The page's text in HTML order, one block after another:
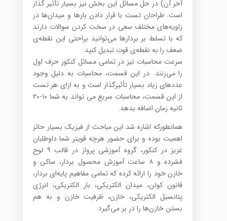
آخر آن) در حل مسائل این بخش نیز بسیار تأثیر گذار
است. طراحان تست با قرار دادن بارها و میدان‌ها در
زاویه‌های مختلف سعی در سخت کردن سوالات دارند
که با تسلط بر بردارها می‌توانید براحتی این نقطه‌ی
ضعف را به نقطه‌ی قوت تبدیل کنید.
سرعت محاسبات نیز در تمامی مسائل کنکور حرف اول
را می‌زنند. در این قسمت، محاسبات به دلیل وجود
عددهای زیاد بسیار تأثیرگذار است و به ازای هر تست
از این قسمت، محاسبات سریع می تواند به شما ۱۰-۲۰
ثانیه زمان اضافه بدهد.
همانطورکه اشاره شد این مباحث از فیزیک بسیار حائز
اهمیت بوده و برای حضور هرچه قویتر شما داوطلبان
عزیز در کنکور، گروه آموزشی پرواز در قالب ۹ لوح
فشرده و ۸ ساعت آموزش محصول بردار، ساکن و
خازن خود را ارائه کرده که تمامی مفاهیم پایه‌ای بردار،
قانون کولن، میدان الکتریکی، بار الکتریکی، انرژی
پتانسیل الکتریکی، خازن، ظرفیت خازن و به هم
بستن خازن‌ها را در بر می‌گیرد.